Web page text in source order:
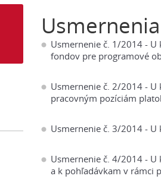
Usmernenie č. 1/2014 -
fondov pre programové
Usmernenie č. 2/2014 -
pracovným pozíciám
Usmernenie č. 3/2014 -
Usmernenie č. 4/2014 -
a k pohľadávkam v rámci